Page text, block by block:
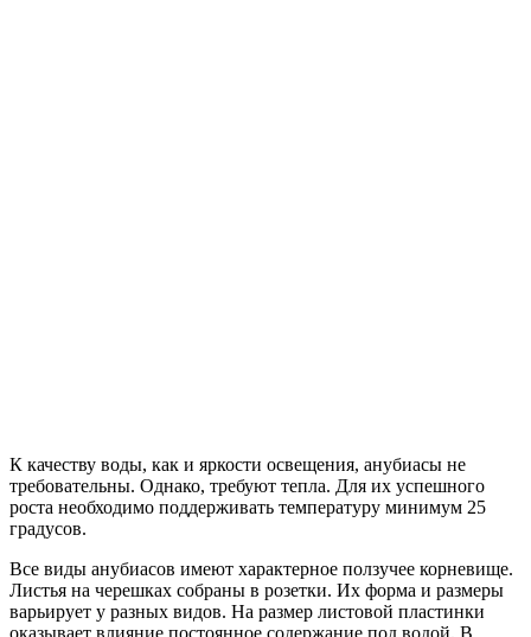
К качеству воды, как и яркости освещения, анубиасы не
требовательны. Однако, требуют тепла. Для их успешного
роста необходимо поддерживать температуру минимум 25
градусов.
Все виды анубиасов имеют характерное ползучее корневище.
Листья на черешках собраны в розетки. Их форма и размеры
варьирует у разных видов. На размер листовой пластинки
оказывает влияние постоянное содержание под водой. В